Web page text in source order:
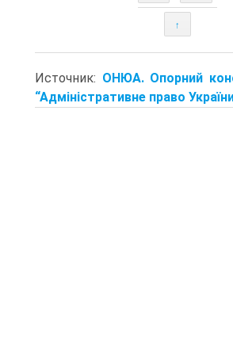
↑
Источник: ОНЮА. Опорний
“Адміністративне право